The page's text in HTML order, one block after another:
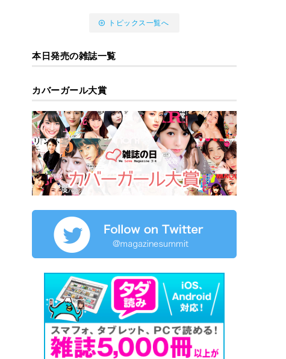
トピックス一覧へ
本日発売の雑誌一覧
カバーガール大賞